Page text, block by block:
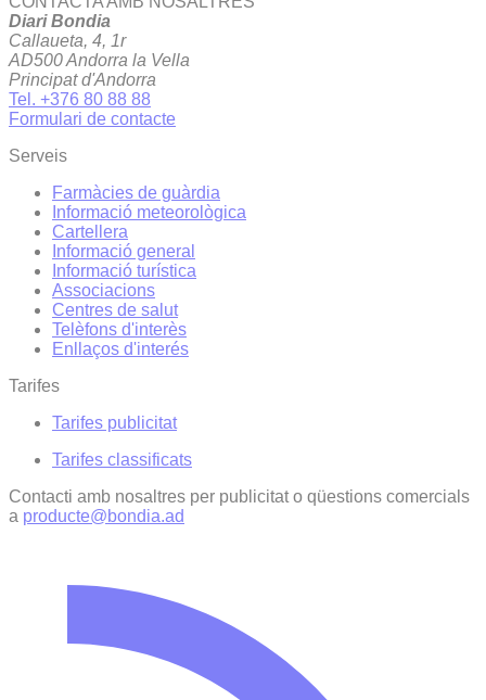
Diari Bondia
Callaueta, 4, 1r
AD500 Andorra la Vella
Principat d'Andorra
Tel. +376 80 88 88
Formulari de contacte
Serveis
Farmàcies de guàrdia
Informació meteorològica
Cartellera
Informació general
Informació turística
Associacions
Centres de salut
Telèfons d'interès
Enllaços d'interés
Tarifes
Tarifes publicitat
Tarifes classificats
Contacti amb nosaltres per publicitat o qüestions comercials
a producte@bondia.ad